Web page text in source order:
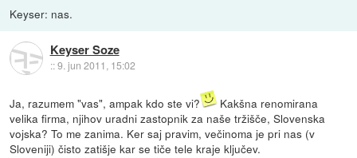
Keyser: nas.
Keyser Soze
::9. jun 2011, 15:02
Ja, razumem "vas", ampak kdo ste vi?
Kakšna renomirana
velika firma, njihov uradni zastopnik za naše tržišče, Slovenska
vojska? To me zanima. Ker saj pravim, večinoma je pri nas (v
Sloveniji) čisto zatišje kar se tiče tele kraje ključev.